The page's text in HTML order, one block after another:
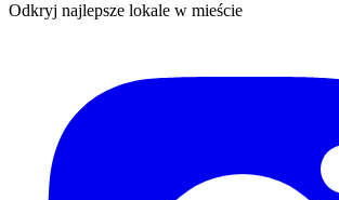
Odkryj najlepsze lokale w mieście